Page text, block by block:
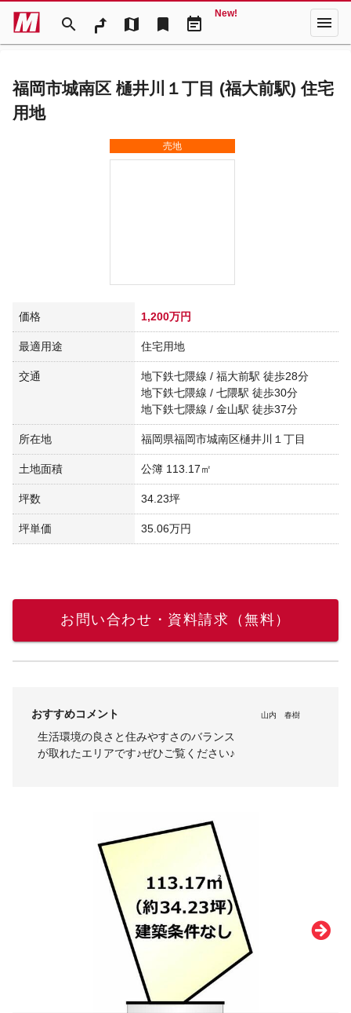
search map bookmark event_note
New! menu
福岡市城南区 樋井川１丁目 (福大前駅) 住宅
用地
売地
価格 1,200万円
最適用途 住宅用地
交通
地下鉄七隈線 / 福大前駅 徒歩28分
地下鉄七隈線 / 七隈駅 徒歩30分
地下鉄七隈線 / 金山駅 徒歩37分
所在地 福岡県福岡市城南区樋井川１丁目
土地面積 公簿 113.17㎡
坪数 34.23坪
坪単価 35.06万円
お問い合わせ・資料請求（無料）
おすすめコメント
生活環境の良さと住みやすさのバランス
が取れたエリアです♪ぜひご覧ください♪
山内 春樹